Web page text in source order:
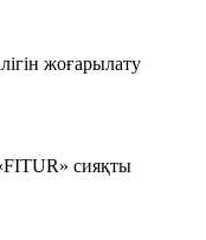
жоғарылату
сияқты